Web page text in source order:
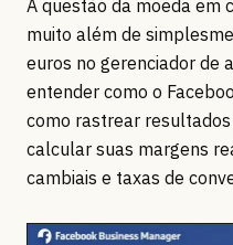
A questão da moeda em
muito além de
euros no gerenciador de
entender como o
como rastrear
calcular suas margens
cambiais e taxas de